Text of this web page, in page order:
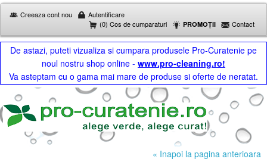
Creeaza cont nou
Autentificare
(0) Cos de cumparaturi
PROMOȚII Contact
De astazi, puteti vizualiza si cumpara produsele Pro-Curatenie pe
noul nostru shop online - www.pro-cleaning.ro!
Va asteptam cu o gama mai mare de produse si oferte de neratat.
« Inapoi la pagina anterioara